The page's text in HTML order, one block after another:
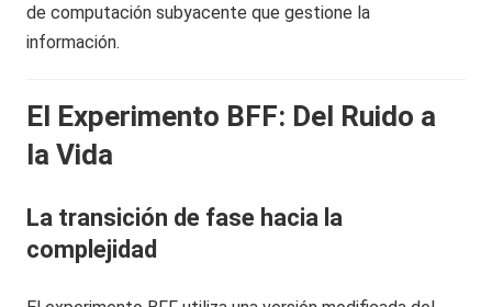
de computación subyacente que gestione la
información.
El Experimento BFF: Del Ruido a
la Vida
La transición de fase hacia la
complejidad